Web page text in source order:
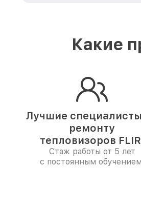
Какие
Лучшие
ремонту
тепловизоров
Стаж работы от 5 лет
с постоянным